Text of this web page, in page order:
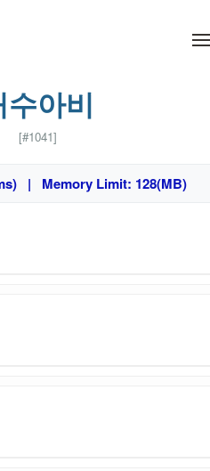
수아비
[#1041]
| Memory Limit: 128(MB)